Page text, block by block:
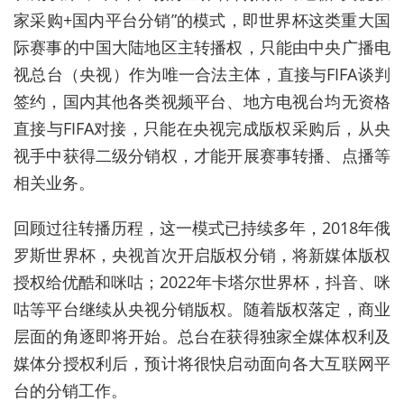
家采购+国内平台分销”的模式，即世界杯这类重大国
际赛事的中国大陆地区主转播权，只能由中央广播电
视总台（央视）作为唯一合法主体，直接与FIFA谈判
签约，国内其他各类视频平台、地方电视台均无资格
直接与FIFA对接，只能在央视完成版权采购后，从央
视手中获得二级分销权，才能开展赛事转播、点播等
相关业务。
回顾过往转播历程，这一模式已持续多年，2018年俄
罗斯世界杯，央视首次开启版权分销，将新媒体版权
授权给优酷和咪咕；2022年卡塔尔世界杯，抖音、咪
咕等平台继续从央视分销版权。随着版权落定，商业
层面的角逐即将开始。总台在获得独家全媒体权利及
媒体分授权利后，预计将很快启动面向各大互联网平
台的分销工作。